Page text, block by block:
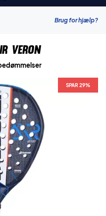
Brug for hjælp?
Veron
SPAR 29%
SPAR 29%
SPAR 29%
SPAR 29%